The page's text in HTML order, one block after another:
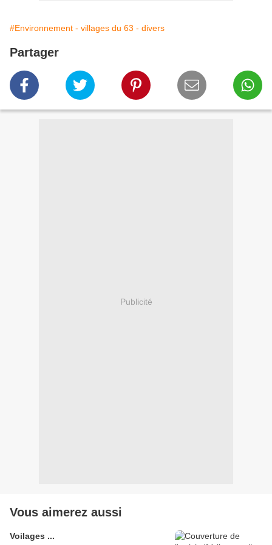
#Environnement - villages du 63 - divers
Partager
Publicité
Vous aimerez aussi
Voilages ...